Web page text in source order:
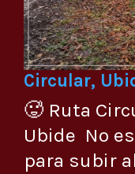
Circular,
🥵 Ruta
Ubide No
para subir